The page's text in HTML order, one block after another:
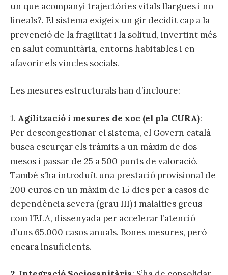
un que acompanyi trajectòries vitals llargues i no
lineals?. El sistema exigeix un gir decidit cap a la
prevenció de la fragilitat i la solitud, invertint més
en salut comunitària, entorns habitables i en
afavorir els vincles socials.
Les mesures estructurals han d’incloure:
1. Agilització i mesures de xoc (el pla CURA):
Per descongestionar el sistema, el Govern català
busca escurçar els tràmits a un màxim de dos
mesos i passar de 25 a 500 punts de valoració.
També s’ha introduït una prestació provisional de
200 euros en un màxim de 15 dies per a casos de
dependència severa (grau III) i malalties greus
com l’ELA, dissenyada per accelerar l’atenció
d’uns 65.000 casos anuals. Bones mesures, però
encara insuficients.